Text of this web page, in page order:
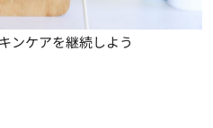
ンケアを継続しよう